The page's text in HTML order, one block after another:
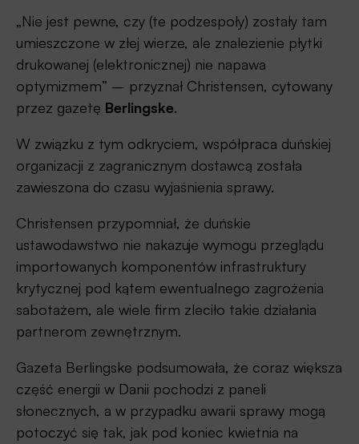
„Nie jest pewne, czy (te podzespoły) zostały tam
umieszczone w złej wierze, ale znalezienie płytki
drukowanej (elektronicznej) nie napawa
optymizmem” – przyznał Christensen, cytowany
przez gazetę Berlingske.
W związku z tym odkryciem, współpraca duńskiej
organizacji z zagranicznym dostawcą została
zawieszona do czasu wyjaśnienia sprawy.
Christensen przypomniał, że duńskie
ustawodawstwo nie nakazuje wymogu przeglądu
importowanych komponentów infrastruktury
krytycznej pod kątem ewentualnego zagrożenia
sabotażem, ale wiele firm zleciło takie działania
partnerom zewnętrznym.
Gazeta Berlingske podsumowała, że coraz większa
część energii w Danii pochodzi z paneli
słonecznych, a w przypadku awarii sprawy mogą
potoczyć się tak, jak pod koniec kwietnia na